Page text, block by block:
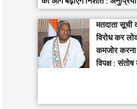
मतदाता सूची
विरोध कर
कमजोर करना
विपक्ष :